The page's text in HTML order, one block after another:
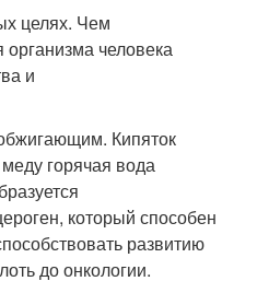
Кипяток
горячая вода
который способен
развитию
до онкологии.